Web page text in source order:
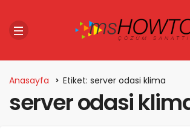
Anasayfa Etiket: server odasi klima
server odasi